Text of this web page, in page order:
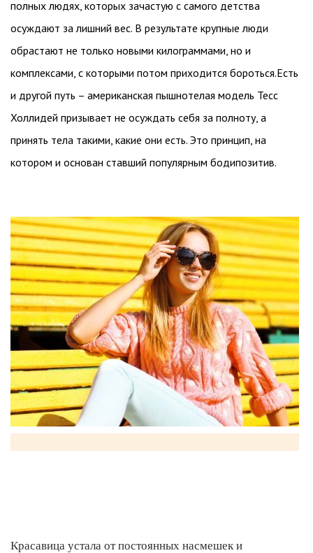
полных людях, которых зачастую с самого детства
осуждают за лишний вес. В результате крупные люди
обрастают не только новыми килограммами, но и
комплексами, с которыми потом приходится бороться.Есть
и другой путь – американская пышнотелая модель Тесс
Холлидей призывает не осуждать себя за полноту, а
принять тела такими, какие они есть. Это принцип, на
котором и основан ставший популярным бодипозитив.
Красавица устала от постоянных насмешек и